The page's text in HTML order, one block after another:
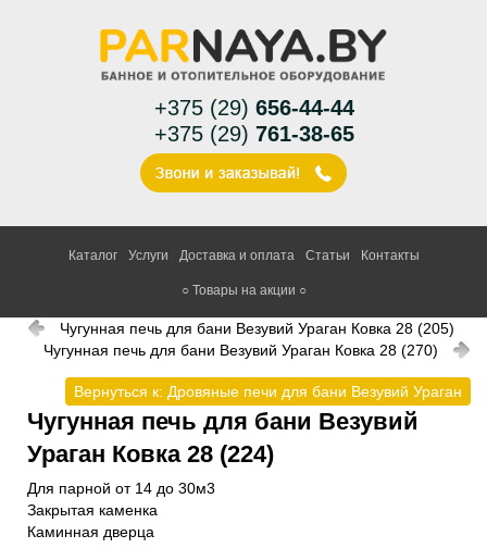
+375 (29) 656-44-44
+375 (29) 761-38-65
Каталог Услуги Доставка и оплата Статьи Контакты
○ Товары на акции ○
Чугунная печь для бани Везувий Ураган Ковка 28 (205)
Чугунная печь для бани Везувий Ураган Ковка 28 (270)
Вернуться к: Дровяные печи для бани Везувий Ураган
Чугунная печь для бани Везувий
Ураган Ковка 28 (224)
Для парной от 14 до 30м3
Закрытая каменка
Каминная дверца